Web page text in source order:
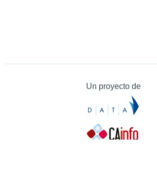
Un proyecto de